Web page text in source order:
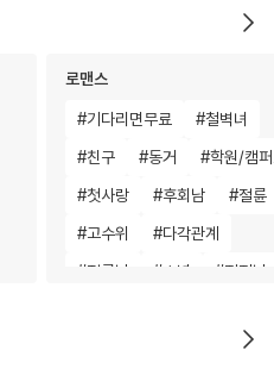
로맨스
#기다리면무료 #철벽녀
#친구 #동거 #학원/캠
#첫사랑 #후회남 #절륜
#고수위 #다각관계
#절륜남 # 소년 #직진남
개그/코믹